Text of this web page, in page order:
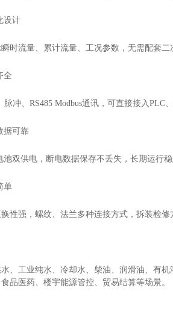
设计
时流量、累计流量、工况参数，无需配套二
全
脉冲、RS485 Modbus通讯，可直接接入PLC
据可靠
池双供电，断电数据保存不丢失，长期运行稳
单
性强，螺纹、法兰多种连接方式，拆装检修
、工业纯水、冷却水、柴油、润滑油、有
品医药、楼宇能源管控、贸易结算等场景。